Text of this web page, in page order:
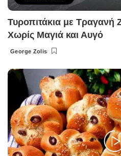
Τυροπιτάκια με
Χωρίς Μαγιά και Αυγό
Posted
George Zolis